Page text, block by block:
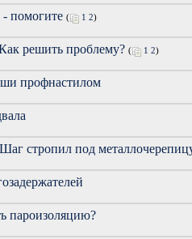
- помогите ( 1 2)
решить проблему? ( 1 2)
профнастилом
Шаг стропил под
пароизоляцию?